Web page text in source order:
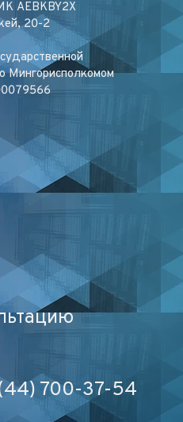
AEBKBY2X
20-2
Мингорисполкомом
700-37-54